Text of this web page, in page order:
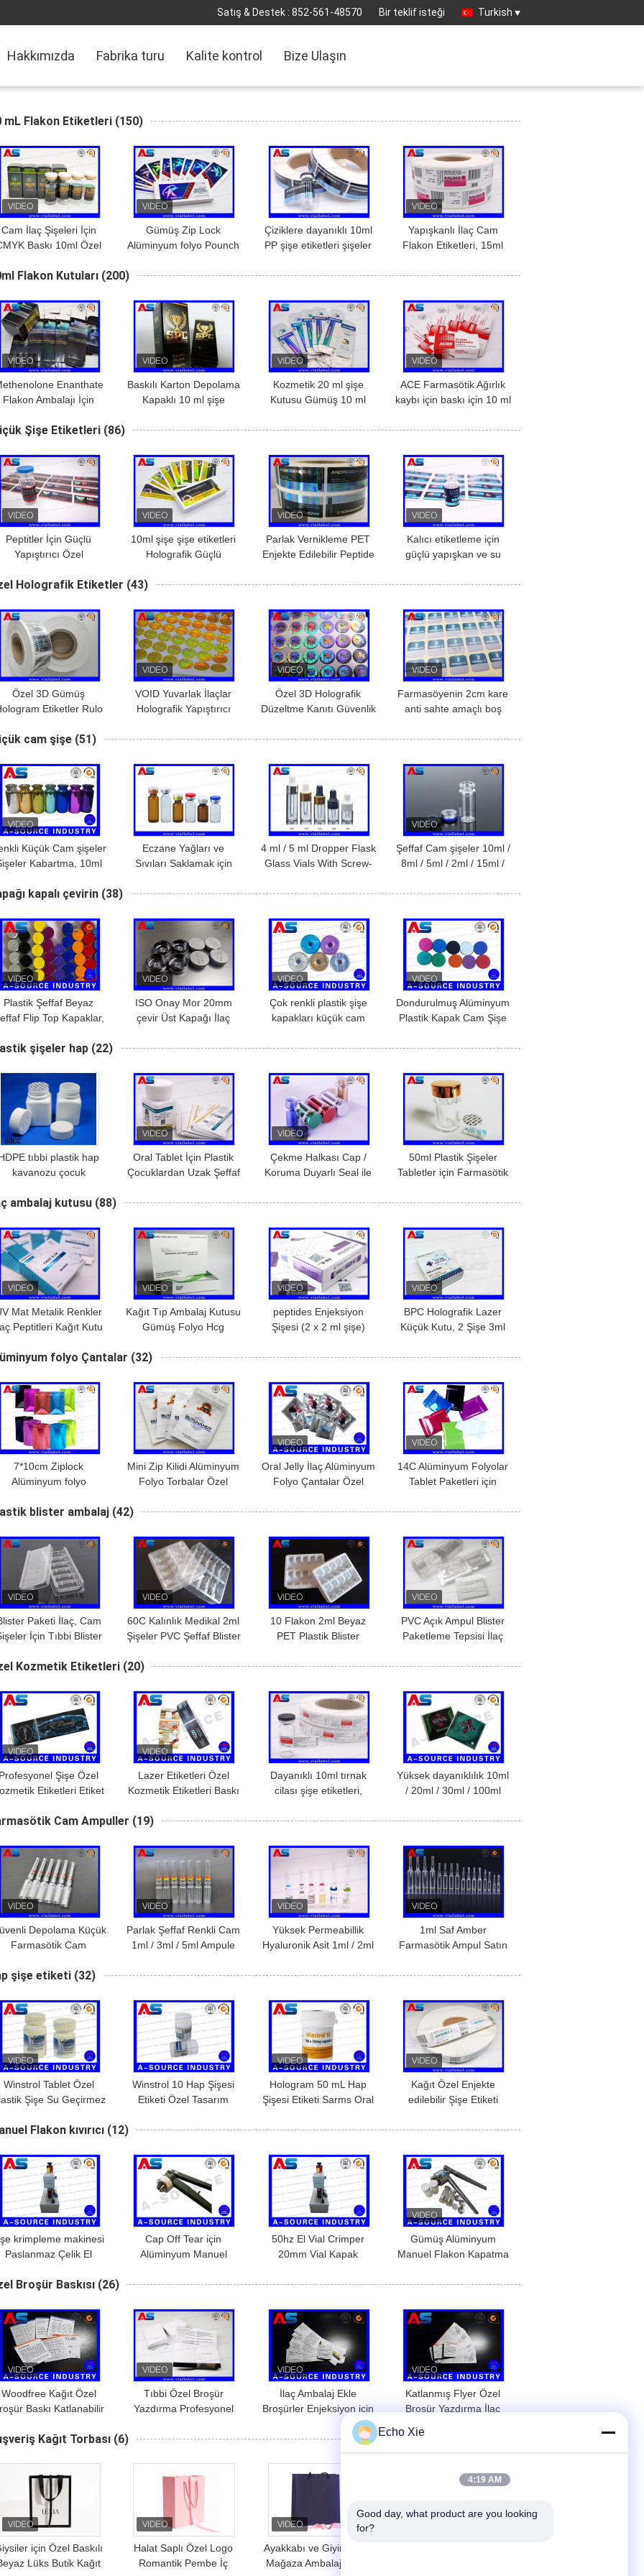
Satış & Destek : 852-561-48570 Bir teklif isteği Turkish
Hakkımızda Fabrika turu Kalite kontrol Bize Ulaşın
mL Flakon Etiketleri (150)
Cam İlaç Şişeleri İçin
Baskı 10ml Özel
Gümüş Zip Lock
Alüminyum folyo Pounch
etiketleri Cam şişe
Çiziklere dayanıklı 10ml
PP şişe etiketleri şişeler
etiketleri
Yapışkanlı İlaç Cam
Flakon Etiketleri, 15ml
Özel Baskı
Flakon Kutuları (200)
Enanthate
Flakon Ambalajı İçin
Flakon Kutuları
Baskılı Karton Depolama
Kapaklı 10 ml şişe
jelleri Altın folyo ambalaj
etkisi
Kozmetik 20 ml şişe
Kutusu Gümüş 10 ml
kutuları
ACE Farmasötik Ağırlık
kaybı için baskı için 10 ml
Semaglutide, peptides
Şişe Etiketleri (86)
Peptitler İçin Güçlü
Yapıştırıcı Özel
Etiketi
10ml şişe şişe etiketleri
Holografik Güçlü
Farmasötik Şişe Etiketleri
Parlak Vernikleme PET
Enjekte Edilebilir Peptide
Kalıcı etiketleme için
güçlü yapışkan ve su
etiketleri
Holografik Etiketler (43)
Özel 3D Gümüş
Etiketler Rulo
Hakiki holografik
VOID Yuvarlak İlaçlar
Holografik Yapıştırıcı
hologram yapıştırıcısı
Özel 3D Holografik
Düzeltme Kanıtı Güvenlik
Karşıtı Güvenlik Kodu
Farmasöyenin 2cm kare
anti sahte amaçlı boş
çıkartması
cam şişe (51)
Küçük Cam şişeler
Kabartma, 10ml
Eczane Yağları ve
Sıvıları Saklamak için
1ml/2ml/3ml/5ml /10ml
4 ml / 5 ml Dropper Flask
Glass Vials With Screw-
Pharmacy Oils (Eczacılık
Şeffaf Cam şişeler 10ml /
8ml / 5ml / 2ml / 15ml /
kapalı çevirin (38)
Plastik Şeffaf Beyaz
Flip Top Kapaklar,
13mm / 15 mm /
ISO Onay Mor 20mm
çevir Üst Kapağı İlaç
Kapalı çevirin
Çok renkli plastik şişe
kapakları küçük cam
kapaklar 11mm, 13mm,
Dondurulmuş Alüminyum
Plastik Kapak Cam Şişe
şişeler hap (22)
tıbbi plastik hap
kavanozu çocuk
mühürlü ilaç hap
Oral Tablet İçin Plastik
Çocuklardan Uzak Şeffaf
Yapıştırıcı Suya
Çekme Halkası Cap /
Koruma Duyarlı Seal ile
Plastik Hap Şişeleri
50ml Plastik Şişeler
Tabletler için Farmasötik
plastik hap şişeleri
ambalaj kutusu (88)
Mat Metalik Renkler
Peptitleri Kağıt Kutu
İçin
Kağıt Tıp Ambalaj Kutusu
Gümüş Folyo Hcg
Hormonu İçin Metalik
peptides Enjeksiyon
Şişesi (2 x 2 ml şişe)
karton ambalaj kutusu
BPC Holografik Lazer
Küçük Kutu, 2 Şişe 3ml
folyo Çantalar (32)
7*10cm Ziplock
Alüminyum folyo
gıda sınıfı alüminyum
Mini Zip Kilidi Alüminyum
Folyo Torbalar Özel
Tablet Ambalajı
Oral Jelly İlaç Alüminyum
Folyo Çantalar Özel
Sızdırmazlık
14C Alüminyum Folyolar
Tablet Paketleri için
Paketleri
blister ambalaj (42)
Paketi İlaç, Cam
İçin Tıbbi Blister
60C Kalınlık Medikal 2ml
Şişeler PVC Şeffaf Blister
10 Flakon 2ml Beyaz
PET Plastik Blister
paketleri / blister tepsisi
PVC Açık Ampul Blister
Paketleme Tepsisi İlaç
Prensesli Farmasötik
Kozmetik Etiketleri (20)
Profesyonel Şişe Özel
Etiketleri Etiket
Cam Şişe Etiketi
Lazer Etiketleri Özel
Kozmetik Etiketleri Baskı
Platic Şişeler İçin
Etiketleri
Dayanıklı 10ml tırnak
cilası şişe etiketleri,
çıkartmaları Parlak
Yüksek dayanıklılık 10ml
/ 20ml / 30ml / 100ml
Oil Glass Vials
Cam Ampuller (19)
Depolama Küçük
Farmasötik Cam
4ml 5ml 10ml
Parlak Şeffaf Renkli Cam
1ml / 3ml / 5ml Ampule
Yüksek Permeabillik
Hyaluronik Asit 1ml / 2ml
Cam Şişe Çözümü
1ml Saf Amber
Farmasötik Ampul Satın
Toptan Satın Al
şişe etiketi (32)
Winstrol Tablet Özel
Şişe Su Geçirmez
Yazdırılabilir Hap Şişe
Winstrol 10 Hap Şişesi
Etiketi Özel Tasarım
Kavanozlar Için Steriod
Hologram 50 mL Hap
Şişesi Etiketi Sarms Oral
Etiket / Kişiselleştirilmiş
Kağıt Özel Enjekte
edilebilir Şişe Etiketi
Butafosfan Şişeler 10ml /
Flakon kıvırıcı (12)
krimpleme makinesi
Paslanmaz Çelik El
Güvenli 10mL Şişeler
Cap Off Tear için
Alüminyum Manuel
Sıkma Cam Flakon
50hz El Vial Crimper
20mm Vial Kapak
Performans AC220V vial
Gümüş Alüminyum
Manuel Flakon Kapatma
20mm Flip Off Plastik
Broşür Baskısı (26)
Woodfree Kağıt Özel
Baskı Katlanabilir
Taraflı Ucuz Afiş
Tıbbi Özel Broşür
Yazdırma Profesyonel
katlanmış broşür kağıdı
İlaç Ambalaj Ekle
Broşürler Enjeksiyon için
Baskı 10ml Katlanabilir
Boyut 45mm
Katlanmış Flyer Özel
Broşür Yazdırma İlaç
Ekolojik - Arkadaşça
vücut geliştirme şişeleri
Kağıt Torbası (6)
için Özel Baskılı
Lüks Butik Kağıt
Halat Saplı Özel Logo
Romantik Pembe İç
Ayakkabı ve Giyim Lüks
Mağaza Ambalajı Kağıt
Echo Xie
4:19 AM
Good day, what product are you looking
for?